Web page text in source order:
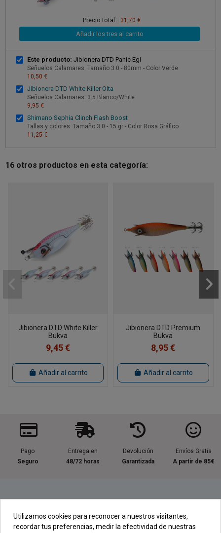
Precio total: 31,70 €
Añadir los tres al carrito
Este producto: Jibionera DTD Panic Egi
Señuelos Calamares: Tamaño 3.0 - 80mm - Color Verde
10,50 €
Jibionera DTD White Killer Oita
Señuelos Calamares: 3.5 Blanco/White
9,95 €
Shimano Sephia Clinch Flash Boost
Tallas y colores: Tamaño 3.0 - 15 gr - Color Rosa Gráfico
11,25 €
16 otros productos en esta categoría:
Jibionera DTD White Killer
Bukva
9,45 €
Añadir al carrito
Jibionera DTD Premium
Bukva
8,95 €
Añadir al carrito
Pago
Seguro
Entrega en
48/72 horas
Devolución
Garantizada
Envíos Gratis
A partir de 85€
Utilizamos cookies para reconocer a nuestros visitantes,
recordar tus preferencias, medir la efectividad de nuestras